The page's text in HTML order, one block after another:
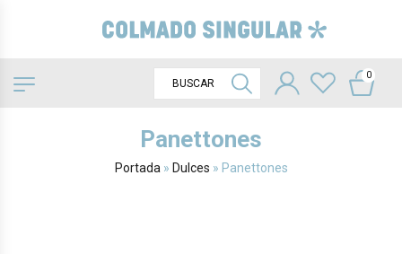
0
Panettones
Portada » Dulces » Panettones